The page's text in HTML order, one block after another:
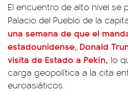
El encuentro de alto nivel se
Palacio del Pueblo de la
una semana de que el
estadounidense, Donald
visita de Estado a Pekín, lo
carga geopolítica a la cita
euroasiáticos.